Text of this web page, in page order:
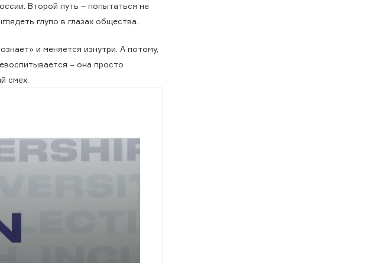
Второй путь – попытаться не
глупо в глазах общества.
и меняется изнутри. А потому,
– она просто
смех.